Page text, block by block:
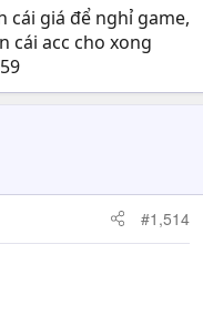
cái giá để nghỉ game,
cái acc cho xong
#1,514